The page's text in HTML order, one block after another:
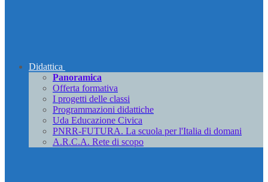
Didattica
Panoramica
Offerta formativa
I progetti delle classi
Programmazioni didattiche
Uda Educazione Civica
PNRR-FUTURA. La scuola per l'Italia di domani
A.R.C.A. Rete di scopo